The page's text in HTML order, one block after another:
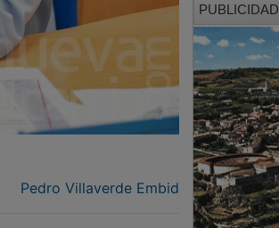
Pedro Villaverde Embid
PUBLICIDAD